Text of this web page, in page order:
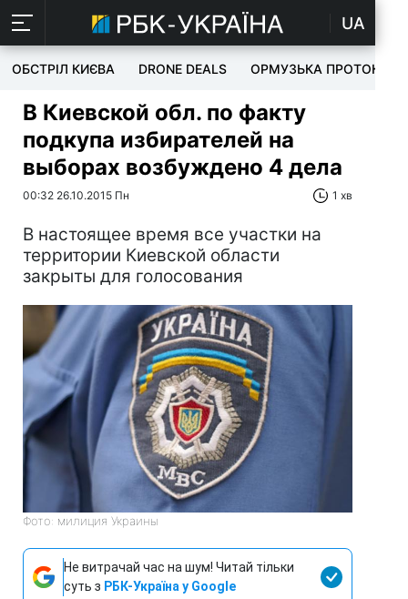
UA
ОБСТРІЛ КИЄВА DRONE DEALS ОРМУЗЬКА ПРОТОКА
В Киевской обл. по факту
подкупа избирателей на
выборах возбуждено 4 дела
00:32 26.10.2015 Пн 1 хв
В настоящее время все участки на
территории Киевской области
закрыты для голосования
Фото: милиция Украины
Не витрачай час на шум! Читай тільки
суть з РБК-Україна у Google